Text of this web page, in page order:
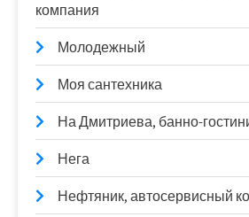
компания
Молодежный
Моя сантехника
На Дмитриева, банно-
Нега
Нефтяник, автосервисный